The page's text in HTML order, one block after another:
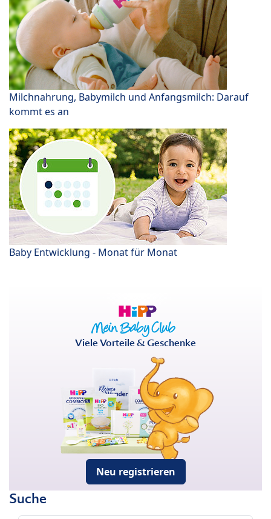
Milchnahrung, Babymilch und Anfangsmilch: Darauf
kommt es an
Baby Entwicklung - Monat für Monat
Viele Vorteile & Geschenke
Neu registrieren
Suche